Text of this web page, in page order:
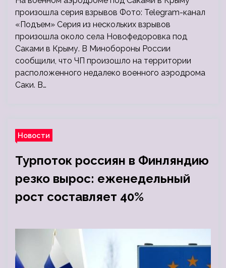
произошла серия взрывов Фото: Telegram-канал
«Подъем» Серия из нескольких взрывов
произошла около села Новофедоровка под
Саками в Крыму. В Минобороны России
сообщили, что ЧП произошло на территории
расположенного недалеко военного аэродрома
Саки. В…
Новости
Турпоток россиян в Финляндию
резко вырос: еженедельный
рост составляет 40%